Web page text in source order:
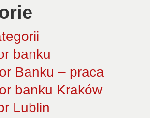
banku
Banku – praca
banku Kraków
Lublin